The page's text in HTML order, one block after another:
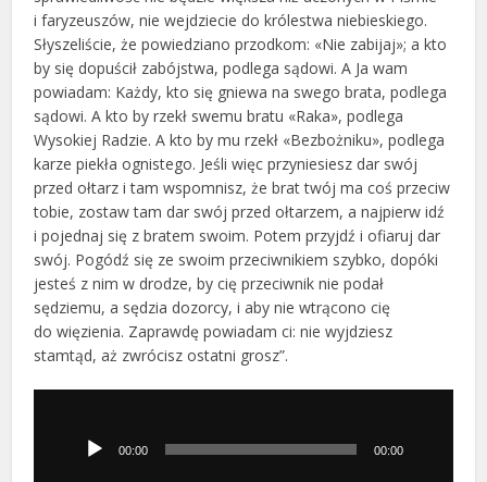
i faryzeuszów, nie wejdziecie do królestwa niebieskiego.
Słyszeliście, że powiedziano przodkom: «Nie zabijaj»; a kto
by się dopuścił zabójstwa, podlega sądowi. A Ja wam
powiadam: Każdy, kto się gniewa na swego brata, podlega
sądowi. A kto by rzekł swemu bratu «Raka», podlega
Wysokiej Radzie. A kto by mu rzekł «Bezbożniku», podlega
karze piekła ognistego. Jeśli więc przyniesiesz dar swój
przed ołtarz i tam wspomnisz, że brat twój ma coś przeciw
tobie, zostaw tam dar swój przed ołtarzem, a najpierw idź
i pojednaj się z bratem swoim. Potem przyjdź i ofiaruj dar
swój. Pogódź się ze swoim przeciwnikiem szybko, dopóki
jesteś z nim w drodze, by cię przeciwnik nie podał
sędziemu, a sędzia dozorcy, i aby nie wtrącono cię
do więzienia. Zaprawdę powiadam ci: nie wyjdziesz
stamtąd, aż zwrócisz ostatni grosz”.
dźwiękowych00:00 00:00